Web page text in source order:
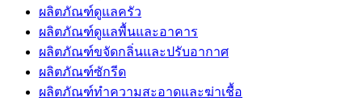
ผลิตภัณฑ์ดูแลครัว
ผลิตภัณฑ์ดูแลพื้นและอาคาร
ผลิตภัณฑ์ขจัดกลิ่นและปรับอากาศ
ผลิตภัณฑ์ซักรีด
ผลิตภัณฑ์ทำความสะอาดและฆ่าเชื้อ